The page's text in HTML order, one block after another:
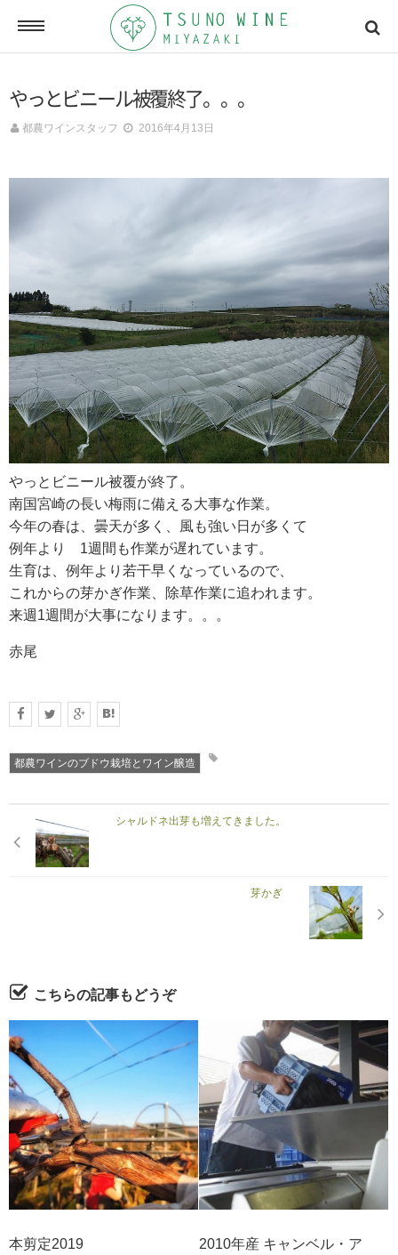
ONLINE SHOP
オンラインショッピング
NEWSLETTERS
CONTACT
お問い合わせ
RECRUIT
DATA
会社概要
やっとビニール被覆終了。。。
都農ワインスタッフ 2016年4月13日
やっとビニール被覆が終了。
南国宮崎の長い梅雨に備える大事な作業。
今年の春は、曇天が多く、風も強い日が多くて
例年より 1週間も作業が遅れています。
生育は、例年より若干早くなっているので、
これからの芽かぎ作業、除草作業に追われます。
来週1週間が大事になります。。。
赤尾
都農ワインのブドウ栽培とワイン醸造
シャルドネ出芽も増えてきました。
芽かぎ
こちらの記事もどうぞ
本剪定2019
2010年産 キャンベル・ア